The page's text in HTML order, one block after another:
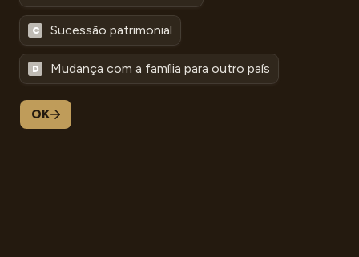
C Sucessão patrimonial
D Mudança com a família para outro país
OK